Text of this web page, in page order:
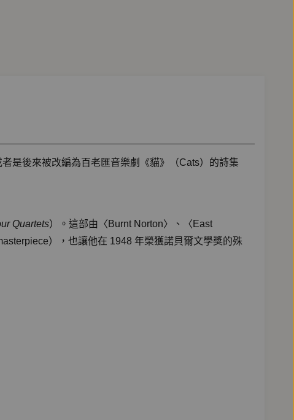
者是後來被改編為百老匯音樂劇《貓》（Cats）的詩集
Quartets）。這部由〈Burnt Norton〉、〈East
），也讓他在 1948 年榮獲諾貝爾文學獎的殊